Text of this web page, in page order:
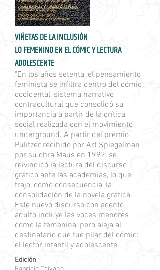
VIÑETAS DE LA INCLUSIÓN
LO FEMENINO EN EL CÓMIC Y LECTURA
ADOLESCENTE
"En los años setenta, el pensamiento
feminista se infiltra dentro del cómic
occidental, sistema narrativo
contracultural que consolidó su
importancia a partir de la crítica
social realizada con el movimiento
underground. A partir del premio
Pulitzer recibido por Art Spiegelman
por su obra Maus en 1992, se
reivindicó la lectura del discurso
gráfico ante las academias, lo que
trajo, como consecuencia, la
consolidación de la novela gráfica.
Este nuevo discurso con acento
adulto incluye las voces menores
como la femenina, pero aleja al
destinatario que fue pilar del cómic:
el lector infantil y adolescente."
Edición